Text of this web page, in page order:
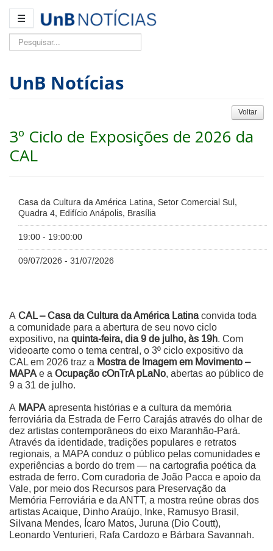
☰
Pesquisar...
UnB Notícias
Voltar
3º Ciclo de Exposições de 2026 da
CAL
Casa da Cultura da América Latina, Setor Comercial Sul,
Quadra 4, Edifício Anápolis, Brasília
19:00 - 19:00:00
09/07/2026 - 31/07/2026
A CAL – Casa da Cultura da América Latinaconvida toda
a comunidade para a abertura de seu novo ciclo
expositivo, na quinta-feira, dia 9 de julho, às 19h. Com
videoarte como o tema central, o 3º ciclo expositivo da
CAL em 2026 traz a Mostra de Imagem em Movimento –
MAPAe a Ocupação cOnTrA pLaNo, abertas ao público de
9 a 31 de julho.
A MAPAapresenta histórias e a cultura da memória
ferroviária da Estrada de Ferro Carajás através do olhar de
dez artistas contemporâneos do eixo Maranhão-Pará.
Através da identidade, tradições populares e retratos
regionais, a MAPA conduz o público pelas comunidades e
experiências a bordo do trem — na cartografia poética da
estrada de ferro. Com curadoria de João Pacca e apoio da
Vale, por meio dos Recursos para Preservação da
Memória Ferroviária e da ANTT, a mostra reúne obras dos
artistas Acaique, Dinho Araújo, Inke, Ramusyo Brasil,
Silvana Mendes, Ícaro Matos, Juruna (Dio Coutt),
Leonardo Venturieri, Rafa Cardozo e Bárbara Savannah.